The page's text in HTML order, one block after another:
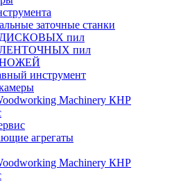
заточные станки
ДИСКОВЫХ пил
ЛЕНТОЧНЫХ пил
НОЖЕЙ
инструмент
Machinery КНР
агрегаты
Machinery КНР